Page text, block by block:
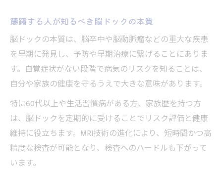
躊躇する人が知るべき脳ドックの本質
脳ドックの本質は、脳卒中や脳動脈瘤などの重大な疾患
を早期に発見し、予防や早期治療に繋げることにありま
す。自覚症状がない段階で病気のリスクを知ることは、
自分や家族の健康を守るうえで大きな意味があります。
特に60代以上や生活習慣病がある方、家族歴を持つ方
は、脳ドックを定期的に受けることでリスク評価と健康
維持に役立ちます。MRI技術の進化により、短時間かつ高
精度な検査が可能となり、検査へのハードルも下がって
います。